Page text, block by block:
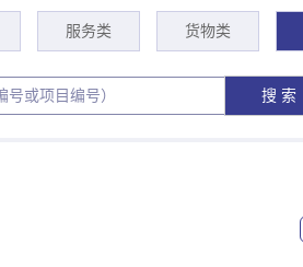
服务类 货物类